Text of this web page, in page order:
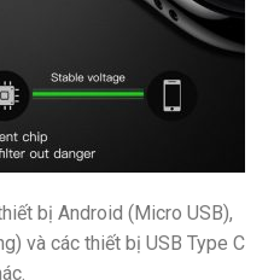
bị Android (Micro USB),
và các thiết bị USB Type C